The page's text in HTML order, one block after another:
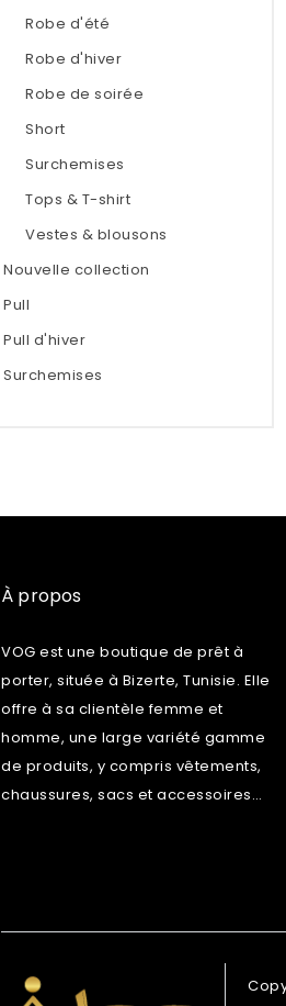
Robe d'été
Robe d'hiver
Robe de soirée
Short
Surchemises
Tops & T-shirt
Vestes & blousons
Nouvelle collection
Pull
Pull d'hiver
Surchemises
À propos
VOG est une boutique de prêt à
porter, située à Bizerte, Tunisie. Elle
offre à sa clientèle femme et
homme, une large variété gamme
de produits, y compris vêtements,
chaussures, sacs et accessoires…